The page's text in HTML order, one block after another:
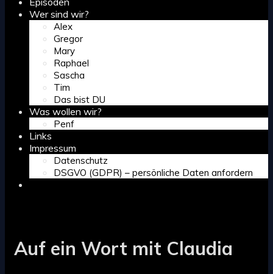
Wer sind wir?
Alex
Gregor
Mary
Raphael
Sascha
Tim
Das bist DU
Was wollen wir?
Penf
Links
Impressum
Datenschutz
DSGVO (GDPR) – persönliche Daten anfordern
Auf ein Wort mit Claudia